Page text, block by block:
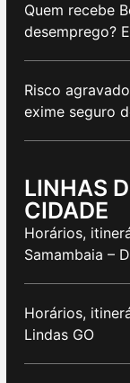
Quem recebe
desemprego?
Risco
exime seguro
LINHAS
CIDADE
Horários,
Samambaia –
Horários,
Lindas GO